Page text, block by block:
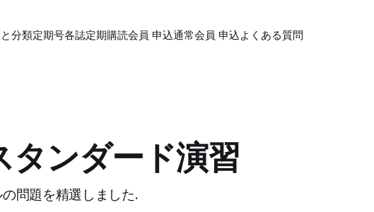
分類定期号各誌定期購読会員 申込通常会員 申込よくある質問
タンダード演習
問題を精選しました.